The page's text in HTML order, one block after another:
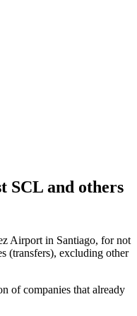
SCL and others
Airport in Santiago, for not
(transfers), excluding other
of companies that already